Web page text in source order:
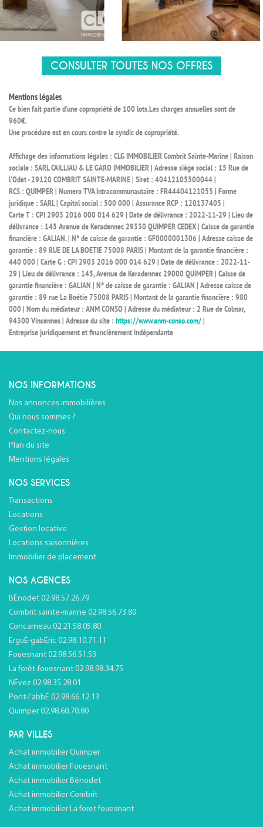
CONSULTER TOUTES NOS OFFRES
Mentions légales
Ce bien fait partie d'une copropriété de 100 lots.Les charges annuelles sont de
960€.
Une procédure est en cours contre le syndic de copropriété.
Affichage des informations légales : CLG IMMOBILIER Combrit Sainte-Marine | Raison
sociale : SARL CAILLIAU & LE GARO IMMOBILIER | Adresse siège social : 15 Rue de
l'Odet - 29120 COMBRIT SAINTE-MARINE | Siret : 40412105500044 |
RCS : QUIMPER | Numero TVA Intracommunautaire : FR44404121055 | Forme
juridique : SARL | Capital social : 500 000 | Assurance RCP : 120137405 |
Carte T : CPI 2903 2016 000 014 629 | Date de délivrance : 2022-11-29 | Lieu de
délivrance : 145 Avenue de Keradennec 29330 QUIMPER CEDEX | Caisse de garantie
financière : GALIAN. | N° de caisse de garantie : GF0000001306 | Adresse caisse de
garantie : 89 RUE DE LA BOETIE 75008 PARIS | Montant de la garantie financière :
440 000 | Carte G : CPI 2903 2016 000 014 629 | Date de délivrance : 2022-11-
29 | Lieu de délivrance : 145, Avenue de Keradennec 29000 QUIMPER | Caisse de
garantie financière : GALIAN | N° de caisse de garantie : GALIAN | Adresse caisse de
garantie : 89 rue La Boétie 75008 PARIS | Montant de la garantie financière : 980
000 | Nom du médiateur : ANM CONSO | Adresse du médiateur : 2 Rue de Colmar,
94300 Vincennes | Adresse du site : https://www.anm-conso.com/
Entreprise juridiquement et financièrement indépendante
NOS INFORMATIONS
Nos annonces immobilières
Qui nous sommes ?
Contactez-nous
Plan du site
Mentions légales
NOS SERVICES
Transactions
Locations
Gestion locative
Locations saisonnières
Immobilier de placement
NOS AGENCES
BÉnodet 02.98.57.26.79
Combrit sainte-marine 02.98.56.73.80
Concarneau 02.21.58.05.80
ErguÉ-gabÉric 02.98.10.71.11
Fouesnant 02.98.56.51.53
La forêt-fouesnant 02.98.98.34.75
NÉvez 02.98.35.28.01
Pont-l'abbÉ 02.98.66.12.13
Quimper 02.98.60.70.80
PAR VILLES
Achat immobilier Quimper
Achat immobilier Fouesnant
Achat immobilier Bénodet
Achat immobilier Combrit
Achat immobilier La foret fouesnant